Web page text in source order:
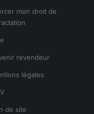
mon droit de
revendeur
légales
de site